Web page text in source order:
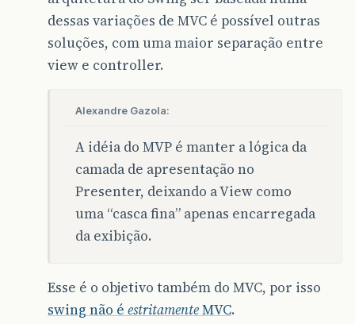
dessas variações de MVC é possível outras
soluções, com uma maior separação entre
view e controller.
Alexandre Gazola:
A idéia do MVP é manter a lógica da
camada de apresentação no
Presenter, deixando a View como
uma “casca fina” apenas encarregada
da exibição.
Esse é o objetivo também do MVC, por isso
swing não é estritamenteMVC.